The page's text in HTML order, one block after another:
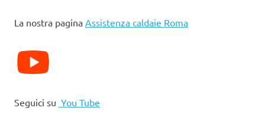
La nostra pagina Assistenza caldaie Roma
Seguici su You Tube